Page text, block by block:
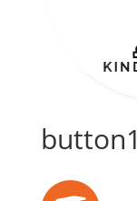
button1